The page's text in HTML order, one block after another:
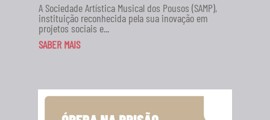
A Sociedade Artística Musical dos Pousos (SAMP),
instituição reconhecida pela sua inovação em
projetos sociais e...
SABER MAIS